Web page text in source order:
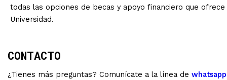
todas las opciones de becas y apoyo financiero que ofrece
Universidad.
CONTACTO
¿Tienes más preguntas? Comunícate a la línea de whatsapp